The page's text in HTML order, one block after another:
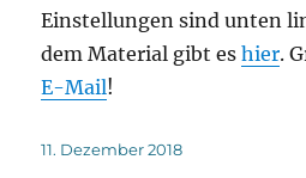
Einstellungen sind unten
dem Material gibt eshier.
E-Mail!
Veröffentlicht
11. Dezember 2018